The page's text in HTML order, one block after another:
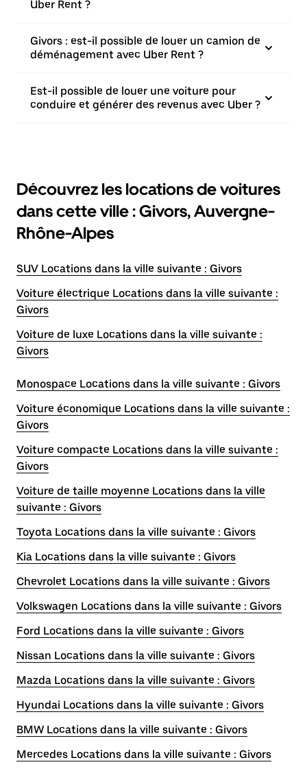
Uber Rent ?
Givors : est-il possible de louer un camion de
déménagement avec Uber Rent ?
Est-il possible de louer une voiture pour
conduire et générer des revenus avec Uber ?
Découvrez les locations de voitures
dans cette ville : Givors, Auvergne-
Rhône-Alpes
SUV Locations dans la ville suivante : Givors
Voiture électrique Locations dans la ville suivante :
Givors
Voiture de luxe Locations dans la ville suivante :
Givors
Monospace Locations dans la ville suivante : Givors
Voiture économique Locations dans la ville suivante :
Givors
Voiture compacte Locations dans la ville suivante :
Givors
Voiture de taille moyenne Locations dans la ville
suivante : Givors
Toyota Locations dans la ville suivante : Givors
Kia Locations dans la ville suivante : Givors
Chevrolet Locations dans la ville suivante : Givors
Volkswagen Locations dans la ville suivante : Givors
Ford Locations dans la ville suivante : Givors
Nissan Locations dans la ville suivante : Givors
Mazda Locations dans la ville suivante : Givors
Hyundai Locations dans la ville suivante : Givors
BMW Locations dans la ville suivante : Givors
Mercedes Locations dans la ville suivante : Givors